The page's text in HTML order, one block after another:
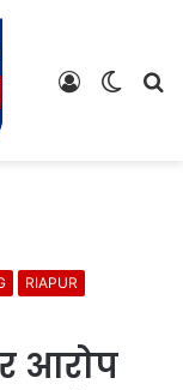
Switch
Log
RIAPUR
आरोप